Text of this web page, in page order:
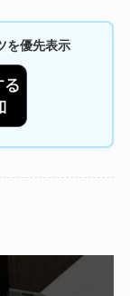
を優先表示